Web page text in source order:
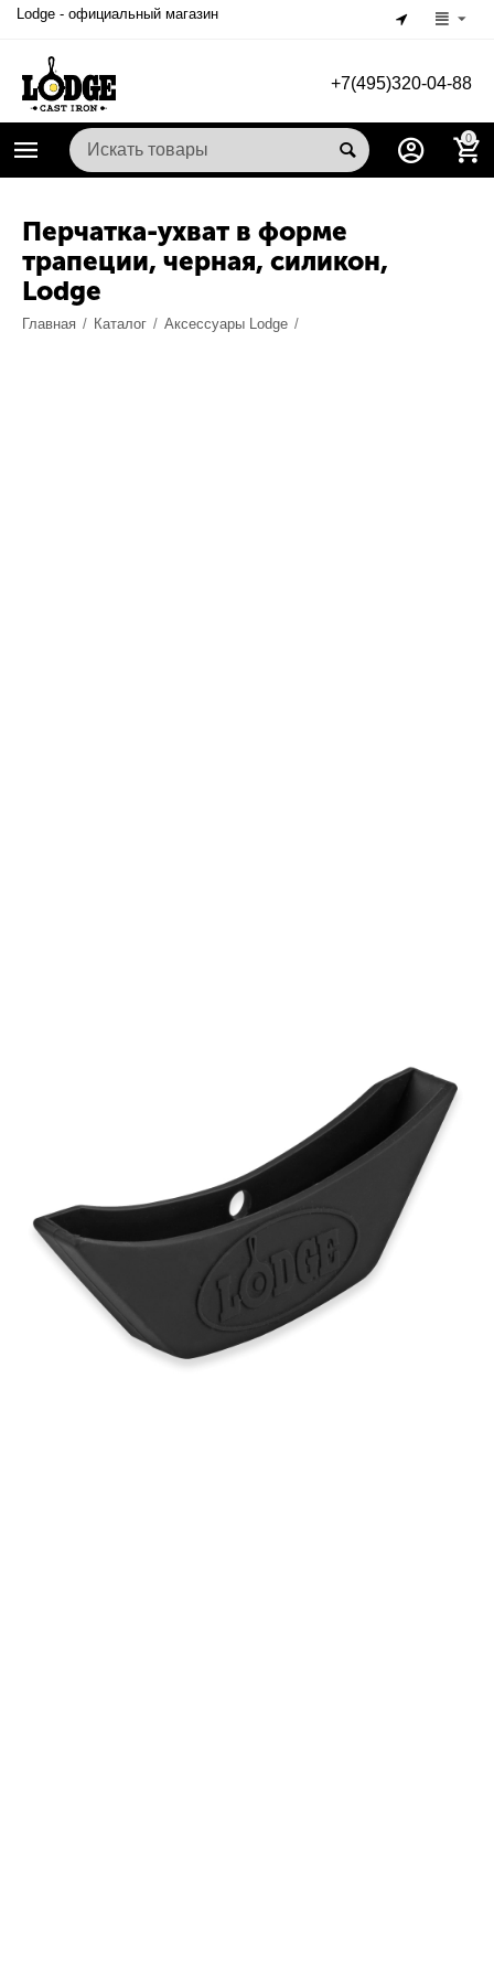
Lodge - официальный магазин
+7(495)320-04-88
0
Перчатка-ухват в форме
трапеции, черная, силикон,
Lodge
Главная / Каталог / Аксессуары Lodge /